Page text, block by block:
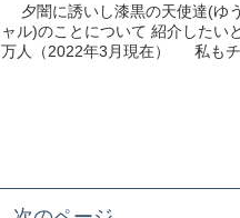
夕闇に誘いし漆黒の天使達(ゆ
ャル)のことについて 紹介したい
万人（2022年3月現在） 私もチ